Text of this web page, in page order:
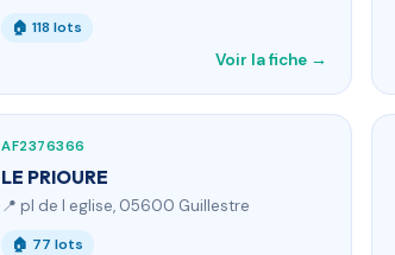
🏠 118 lots
Voir la fiche →
AF2376366
LE PRIOURE
📍 pl de l eglise, 05600 Guillestre
🏠 77 lots